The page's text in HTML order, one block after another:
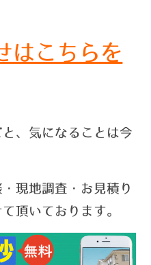
はこちらを
、気になることは今
現地調査・お見積り
頂いております。